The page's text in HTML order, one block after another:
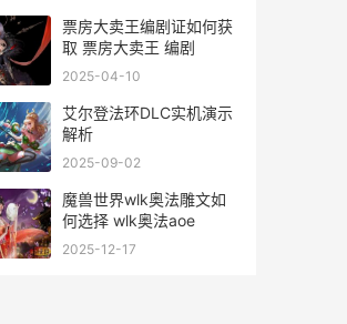
票房大卖王编剧证如何获
取 票房大卖王 编剧
2025-04-10
艾尔登法环DLC实机演示
解析
2025-09-02
魔兽世界wlk奥法雕文如
何选择 wlk奥法aoe
2025-12-17